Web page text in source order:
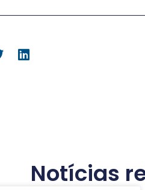
Notícias